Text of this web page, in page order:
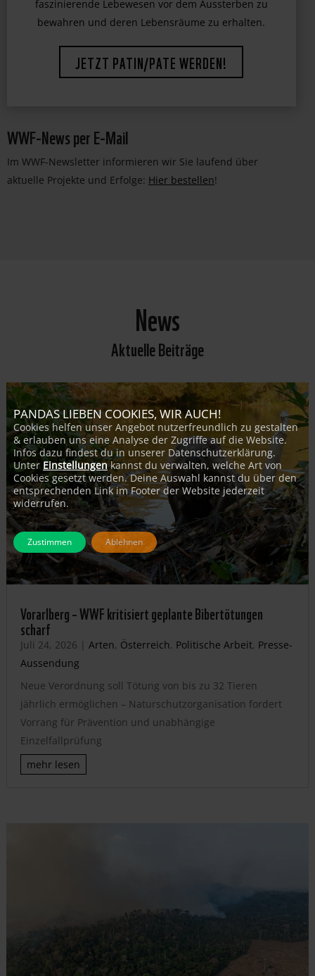
bedrohter Tierarten. Unterstützen Sie uns dabei,
faszinierende Lebewesen vor dem Aussterben zu
bewahren und deren Lebensräume zu erhalten.
JETZT PATIN/PATE WERDEN!
WWF-News per E-Mail
Im WWF-Newsletter informieren wir Sie laufend über
aktuelle Projekte und Erfolge: Hier bestellen!
News
Aktuelle Beiträge
Vorarlberg – WWF kritisiert geplante Bibertötungen
scharf
Juli 24, 2026 | Arten, Österreich, Politische Arbeit, Presse-
Aussendung
Neue Verordnung soll Tötung von bis zu 32 Tieren
jährlich ermöglichen – Naturschutzorganisation fordert
Vorrang für Prävention und unabhängige
Einzelfallprüfung
mehr lesen
PANDAS LIEBEN COOKIES, WIR AUCH!
Cookies helfen unser Angebot nutzerfreundlich zu gestalten
& erlauben uns eine Analyse der Zugriffe auf die Website.
Infos dazu findest du in unserer Datenschutzerklärung.
Unter Einstellungen kannst du verwalten, welche Art von
Cookies gesetzt werden. Deine Auswahl kannst du über den
entsprechenden Link im Footer der Website jederzeit
widerrufen.
Zustimmen Ablehnen